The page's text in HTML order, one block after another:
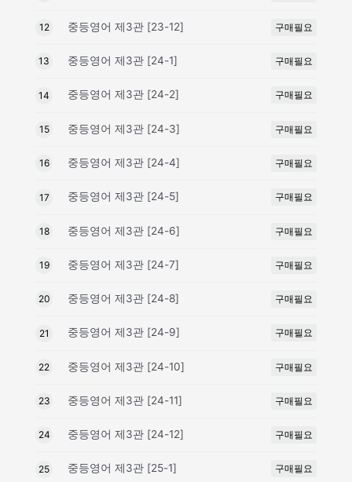
12 중등영어 제3관 [23-12] 구매필요
13 중등영어 제3관 [24-1] 구매필요
14 중등영어 제3관 [24-2] 구매필요
15 중등영어 제3관 [24-3] 구매필요
16 중등영어 제3관 [24-4] 구매필요
17 중등영어 제3관 [24-5] 구매필요
18 중등영어 제3관 [24-6] 구매필요
19 중등영어 제3관 [24-7] 구매필요
20 중등영어 제3관 [24-8] 구매필요
21 중등영어 제3관 [24-9] 구매필요
22 중등영어 제3관 [24-10] 구매필요
23 중등영어 제3관 [24-11] 구매필요
24 중등영어 제3관 [24-12] 구매필요
25 중등영어 제3관 [25-1] 구매필요